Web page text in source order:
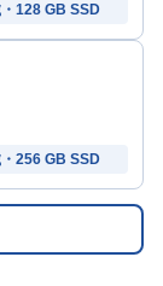
128 GB SSD
256 GB SSD